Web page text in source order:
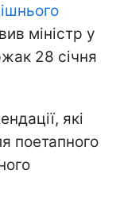
міністр у
28 січня
які
поетапного